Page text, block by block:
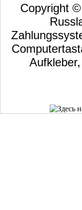
Copyright